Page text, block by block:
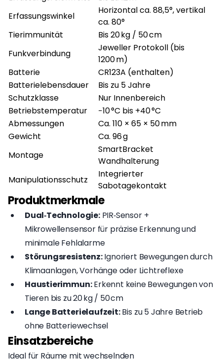
Erfassungswinkel
Horizontal ca. 88,5°, vertikal
ca. 80°
Tierimmunität
Bis 20 kg / 50 cm
Funkverbindung
Jeweller Protokoll (bis
1200 m)
Batterie
CR123A (enthalten)
Batterielebensdauer
Bis zu 5 Jahre
Schutzklasse
Nur Innenbereich
Betriebstemperatur
−10 °C bis +40 °C
Abmessungen
Ca. 110 × 65 × 50 mm
Gewicht
Ca. 96 g
Montage
SmartBracket
Wandhalterung
Manipulationsschutz
Integrierter
Sabotagekontakt
Produktmerkmale
Dual‑Technologie:PIR‑Sensor +
Mikrowellensensor für präzise Erkennung und
minimale Fehlalarme
Störungsresistenz:Ignoriert Bewegungen durch
Klimaanlagen, Vorhänge oder Lichtreflexe
Haustierimmun:Erkennt keine Bewegungen von
Tieren bis zu 20 kg / 50 cm
Lange Batterielaufzeit:Bis zu 5 Jahre Betrieb
ohne Batteriewechsel
Einsatzbereiche
Ideal für Räume mit wechselnden